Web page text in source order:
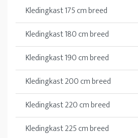
Kledingkast 175 cm breed
Kledingkast 180 cm breed
Kledingkast 190 cm breed
Kledingkast 200 cm breed
Kledingkast 220 cm breed
Kledingkast 225 cm breed